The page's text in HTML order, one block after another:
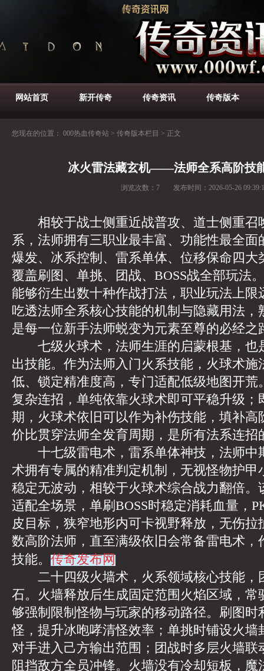
网站首页 新开传奇 传奇资讯 传奇版本
您现在的位置： 000热血传奇站 > 传奇版本栏目 > 正文
冰火雷法藏玄机——法师全系高阶技
浏览次数： 7 发布时间： 2026-05-26
相较于战士侧重近战普攻、道士侧重召
系，法师拥有三职业最丰富、功能性最全面
爆发、冰系控制、雷系单体、位移保命四大
覆盖刷图、单挑、团战、BOSS战全部玩法
能够衍生出数十种作战打法，职业玩法上限
吃透法师全系核心技能的机制与隐藏用法，
是每一位新手法师蜕变为元素至尊的必经之
七级火球术，法师生涯的启蒙根基，也
出技能。作为法师入门火系技能，火球术施
低、锁定精准度高，专门适配低级地图开荒
复杂连招，单纯依靠火球术即可平稳升级；
期，火球术依旧可以作为补伤技能，填补高
价比贯穿法师全发育周期，是所有法系连招
十七级雷电术，雷系单体神技，法师中
术拥有专属的精准判定机制，无视怪物护甲
稳定无波动，相较于火球术综合战力翻倍。
适配全场景，单刷BOSS时稳定消耗血量，
皮目标，狭窄地形内可卡视野释放，无伤拉
数高阶法师，直至满级依旧会常备雷电术，
技能。 传奇发布网
二十四级火墙术，火系领域核心技能，
石。火墙释放后生成固定范围火焰区域，常
够强制限制怪物与玩家的移动路径。刷图时
怪，提升冰咆哮清怪效率；单挑时铺设火墙
对手进入己方输出范围；团战时多层火墙联
阻挡敌方全员冲锋。火墙没有冷却短板，魔